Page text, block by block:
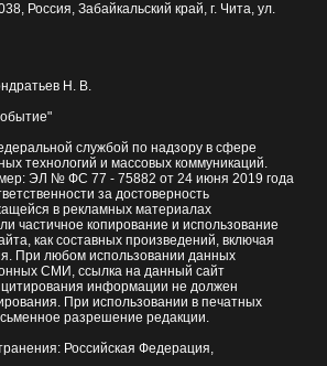
, Россия, Забайкальский край, г. Чита, ул.
Н. В.
службой по надзору в сфере
технологий и массовых коммуникаций.
ЭЛ № ФС 77 - 75882 от 24 июня 2019 года
за достоверность
в рекламных материалах
частичное копирование и использование
как составных произведений, включая
При любом использовании данных
СМИ, ссылка на данный сайт
информации не должен
При использовании в печатных
разрешение редакции.
Российская Федерация,